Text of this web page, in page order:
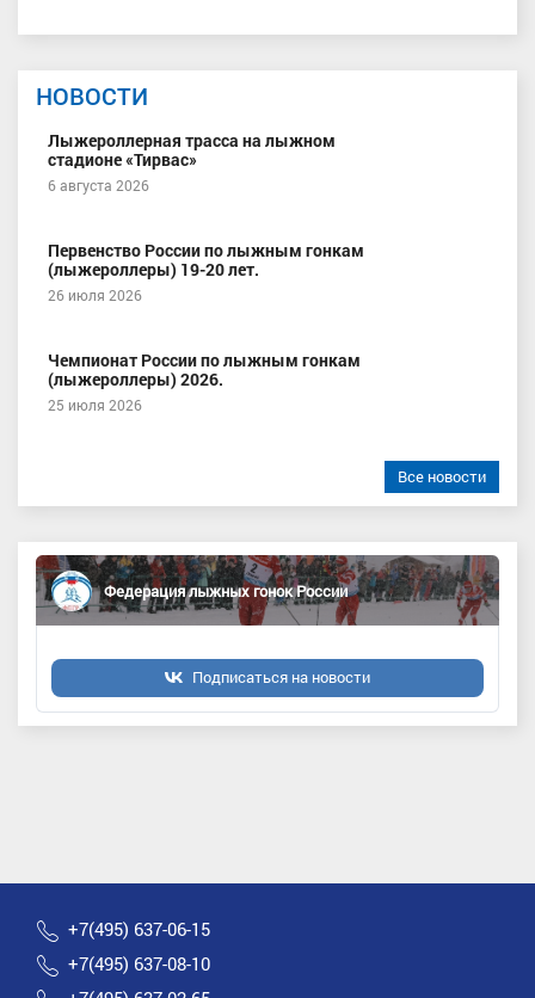
НОВОСТИ
Лыжероллерная трасса на лыжном
стадионе «Тирвас»
6 августа 2026
Первенство России по лыжным гонкам
(лыжероллеры) 19-20 лет.
26 июля 2026
Чемпионат России по лыжным гонкам
(лыжероллеры) 2026.
25 июля 2026
Все новости
Федерация лыжных гонок России
Подписаться на новости
+7(495) 637-06-15
+7(495) 637-08-10